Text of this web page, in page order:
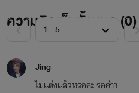
ความคิดเห็นทั้งหมด (0)
Jing
ไม่แต่งแล้วหรอคะ รอค่าา